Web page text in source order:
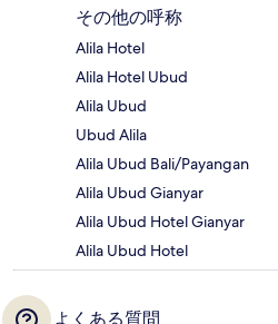
その他の呼称
Alila Hotel
Alila Hotel Ubud
Alila Ubud
Ubud Alila
Alila Ubud Bali/Payangan
Alila Ubud Gianyar
Alila Ubud Hotel Gianyar
Alila Ubud Hotel
よくある質問